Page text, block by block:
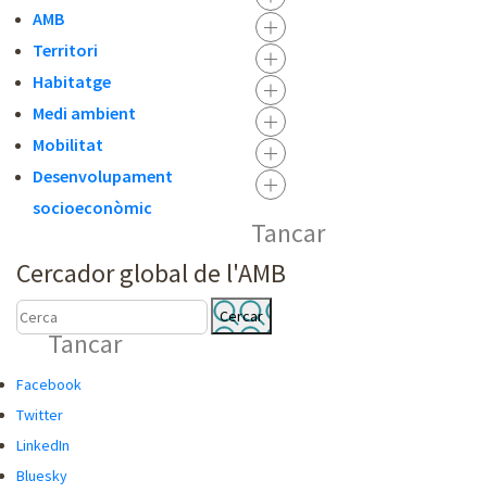
AMB
Territori
Habitatge
Medi ambient
Mobilitat
Desenvolupament
socioeconòmic
Tancar
Cercador global de l'AMB
C
C
Tancar
Facebook
Twitter
LinkedIn
Bluesky